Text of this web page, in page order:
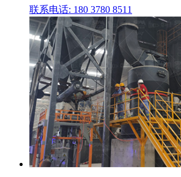
联系电话: 180 3780 8511